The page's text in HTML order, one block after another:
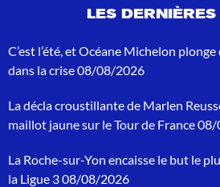
r
c
c
h
o
LES DERNIÈRES
C’est l’été, et Océane Michelon
dans la crise08/08/2026
La décla croustillante de Marlen
maillot jaune sur le Tour de France08/
La Roche-sur-Yon encaisse le but le
la Ligue 308/08/2026